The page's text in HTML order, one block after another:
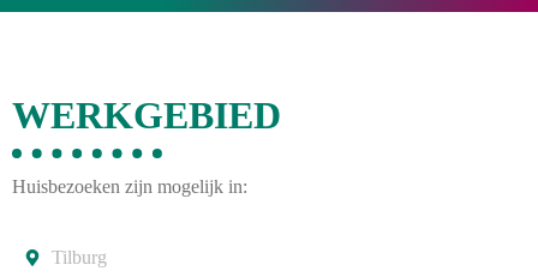
WERKGEBIED
Huisbezoeken zijn mogelijk in:
Tilburg